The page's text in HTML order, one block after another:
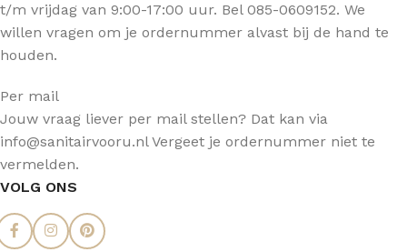
t/m vrijdag van 9:00-17:00 uur. Bel 085-0609152. We
willen vragen om je ordernummer alvast bij de hand te
houden.
Per mail
Jouw vraag liever per mail stellen? Dat kan via
info@sanitairvooru.nl Vergeet je ordernummer niet te
vermelden.
VOLG ONS